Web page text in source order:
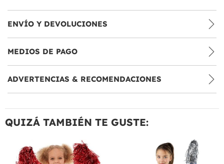
ENVÍO Y DEVOLUCIONES
MEDIOS DE PAGO
ADVERTENCIAS & RECOMENDACIONES
QUIZÁ TAMBIÉN TE GUSTE: